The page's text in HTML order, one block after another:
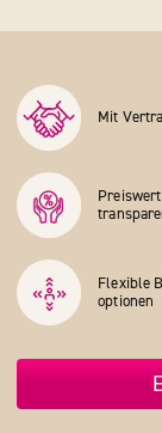
Mit
Flexible
optionen